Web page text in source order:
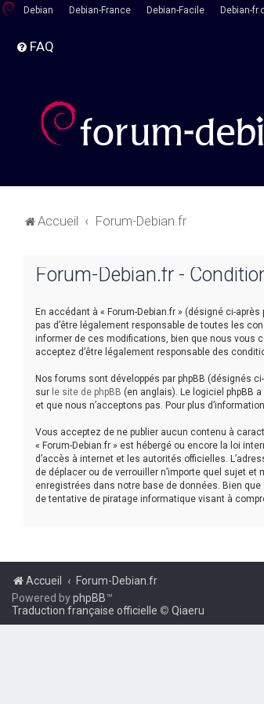
Debian Debian-France Debian-Facile Debian-
FAQ
Accueil Forum-Debian.fr
Forum-Debian.fr -
En accédant à « Forum-Debian.fr » (désigné ci-
pas d’être légalement responsable de toutes les
informer de ces modifications, bien que nous vous
acceptez d’être légalement responsable des
Nos forums sont développés par phpBB (désignés
sur le site de phpBB (en anglais). Le logiciel phpBB
et que nous n’acceptons pas. Pour plus
Vous acceptez de ne publier aucun contenu à
« Forum-Debian.fr » est hébergé ou encore la loi
d’accès à internet et les autorités officielles.
de déplacer ou de verrouiller n’importe quel sujet
enregistrées dans notre base de données. Bien
de tentative de piratage informatique visant à
Accueil Forum-Debian.fr
Powered byphpBB™
Traduction française officielle © Qiaeru